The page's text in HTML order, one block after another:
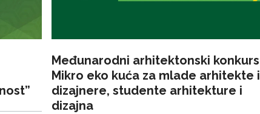
Međunarodni arhitektonski konkurs
Mikro eko kuća za mlade arhitekte i
dizajnere, studente arhitekture i
dizajna